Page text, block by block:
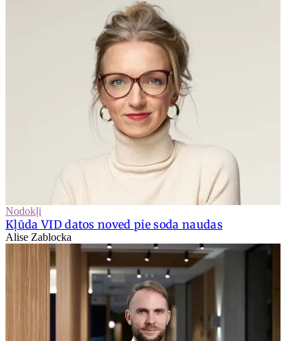
Nodokļi
Kļūda VID datos noved pie soda naudas
Alise Zablocka